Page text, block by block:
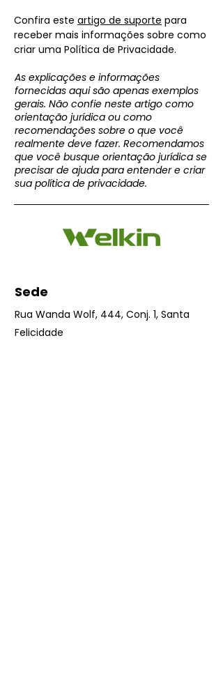
Confira este artigo de suporte para
receber mais informações sobre como
criar uma Política de Privacidade.
As explicações e informações
fornecidas aqui são apenas exemplos
gerais. Não confie neste artigo como
orientação jurídica ou como
recomendações sobre o que você
realmente deve fazer. Recomendamos
que você busque orientação jurídica se
precisar de ajuda para entender e criar
sua política de privacidade.
Sede
Rua Wanda Wolf, 444, Conj. 1, Santa
Felicidade